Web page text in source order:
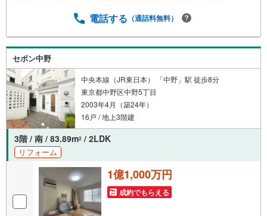
生活」を「未来カレンダー」で見える化します。（2）ご購
ポート」・漠然としたキャッシュフローのグラフ化、効果
的な生命保険の見直し、繰り上げ返済の効果的なタイミン
グなどご提案させて頂きます。■ご案内方法ご自宅へお迎
え・最寄駅等でお待ち合わせ、弊社へのご来社など、ご相
談くださいませ。■お車の無料提携駐車場がございます。
電話する （通話料無料）
セボン中野
中央本線（JR東日本） 「中野」駅 徒歩8分
東京都中野区中野5丁目
2003年4月（築24年）
16戸 / 地上3階建
3階 / 南 / 83.89m2 / 2LDK
リフォーム
1億1,000万円
成約でもらえる